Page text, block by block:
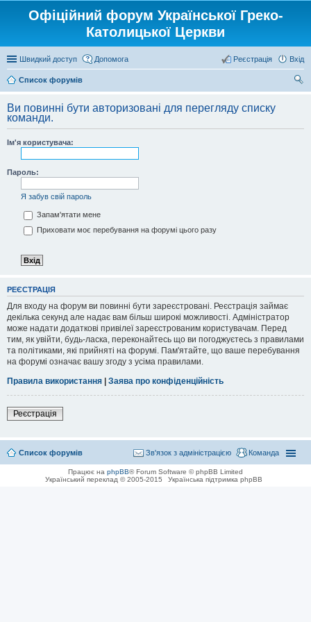
Офіційний форум Української Греко-
Католицької Церкви
Швидкий доступ Допомога Вхід
Реєстрація
Список форумів
Ви повинні бути авторизовані для перегляду списку
команди.
Ім'я користувача:
Пароль:
Я забув свій пароль
Запам'ятати мене
Приховати моє перебування на форумі цього разу
РЕЄСТРАЦІЯ
Для входу на форум ви повинні бути зареєстровані. Реєстрація займає
декілька секунд але надає вам більш широкі можливості. Адміністратор
може надати додаткові привілеї зареєстрованим користувачам. Перед
тим, як увійти, будь-ласка, переконайтесь що ви погоджуєтесь з правилами
та політиками, які прийняті на форумі. Пам'ятайте, що ваше перебування
на форумі означає вашу згоду з усіма правилами.
Правила використання | Заява про конфіденційність
Реєстрація
Список форумів Команда
Зв'язок з адміністрацією
Працює на phpBB® Forum Software © phpBB Limited
Український переклад © 2005-2015
Українська підтримка phpBB